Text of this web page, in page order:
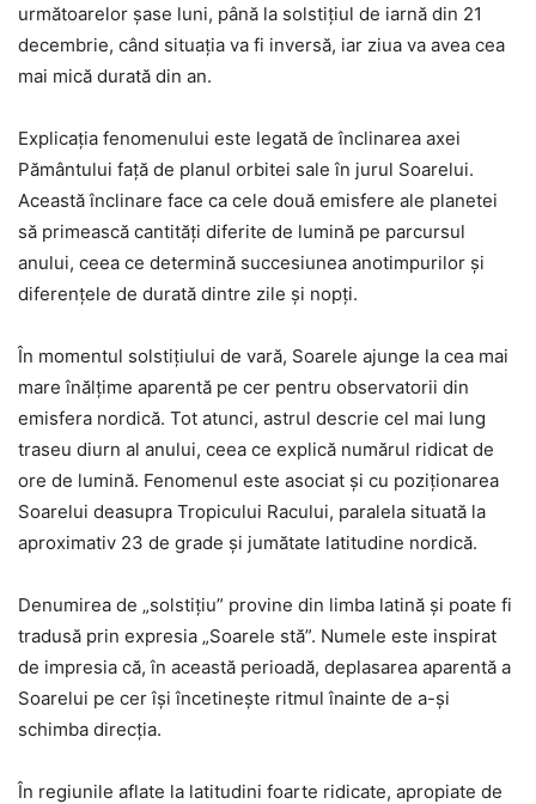
următoarelor șase luni, până la solstițiul de iarnă din 21
decembrie, când situația va fi inversă, iar ziua va avea cea
mai mică durată din an.
Explicația fenomenului este legată de înclinarea axei
Pământului față de planul orbitei sale în jurul Soarelui.
Această înclinare face ca cele două emisfere ale planetei
să primească cantități diferite de lumină pe parcursul
anului, ceea ce determină succesiunea anotimpurilor și
diferențele de durată dintre zile și nopți.
În momentul solstițiului de vară, Soarele ajunge la cea mai
mare înălțime aparentă pe cer pentru observatorii din
emisfera nordică. Tot atunci, astrul descrie cel mai lung
traseu diurn al anului, ceea ce explică numărul ridicat de
ore de lumină. Fenomenul este asociat și cu poziționarea
Soarelui deasupra Tropicului Racului, paralela situată la
aproximativ 23 de grade și jumătate latitudine nordică.
Denumirea de „solstițiu” provine din limba latină și poate fi
tradusă prin expresia „Soarele stă”. Numele este inspirat
de impresia că, în această perioadă, deplasarea aparentă a
Soarelui pe cer își încetinește ritmul înainte de a-și
schimba direcția.
În regiunile aflate la latitudini foarte ridicate, apropiate de